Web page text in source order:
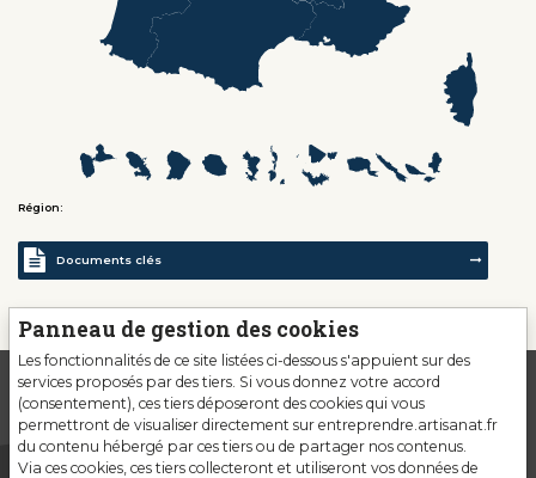
Région:
Documents clés
Panneau de gestion des cookies
Les fonctionnalités de ce site listées ci-dessous s'appuient sur des
services proposés par des tiers. Si vous donnez votre accord
(consentement), ces tiers déposeront des cookies qui vous
permettront de visualiser directement sur entreprendre.artisanat.fr
du contenu hébergé par ces tiers ou de partager nos contenus.
Via ces cookies, ces tiers collecteront et utiliseront vos données de